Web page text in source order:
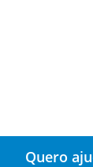
Quero